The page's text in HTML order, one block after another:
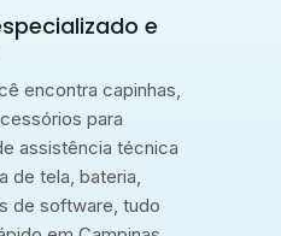
e
encontra capinhas,
para
assistência técnica
de tela, bateria,
de software, tudo